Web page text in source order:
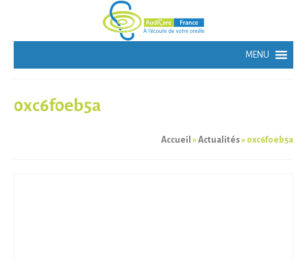
0xc6f0eb5a
Accueil »Actualités» 0xc6f0eb5a